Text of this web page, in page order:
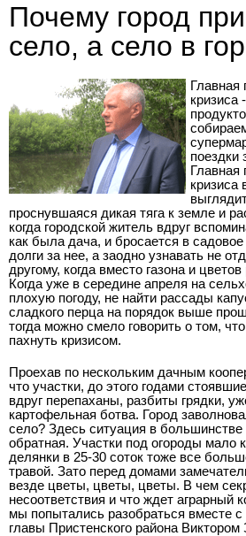
Почему город
село, а село в
Главная
кризиса
поездки
Главная
кризиса
проснувшаяся дикая тяга к земле и
когда городской житель вдруг
как была дача, и бросается в
долги за нее, а заодно узнавать не
другому, когда вместо газона и
Когда уже в середине апреля на
плохую погоду, не найти рассады
сладкого перца на порядок выше
тогда можно смело говорить о том,
пахнуть кризисом.
Проехав по нескольким дачным
что участки, до этого годами
вдруг перепаханы, разбиты грядки,
картофельная ботва. Город
село? Здесь ситуация в большинстве
обратная. Участки под огороды мало
делянки в 25-30 соток тоже все
травой. Зато перед домами
везде цветы, цветы, цветы. В чем
несоответствия и что ждет аграрный
мы попытались разобраться вместе
главы Пристенского района